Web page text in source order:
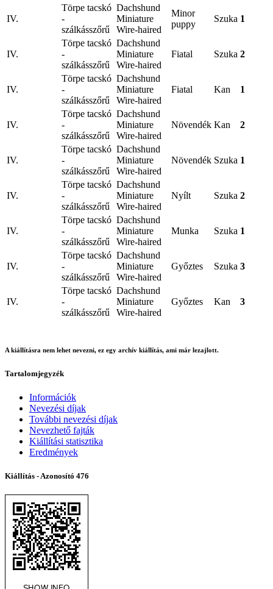
IV.
Törpe tacskó
-
szálkásszőrű
Dachshund
Miniature
Wire-haired
Minor
puppy
Szuka 1
IV.
Törpe tacskó
-
szálkásszőrű
Dachshund
Miniature
Wire-haired
Fiatal Szuka 2
IV.
Törpe tacskó
-
szálkásszőrű
Dachshund
Miniature
Wire-haired
Fiatal Kan 1
IV.
Törpe tacskó
-
szálkásszőrű
Dachshund
Miniature
Wire-haired
Növendék Kan 2
IV.
Törpe tacskó
-
szálkásszőrű
Dachshund
Miniature
Wire-haired
Növendék Szuka 1
IV.
Törpe tacskó
-
szálkásszőrű
Dachshund
Miniature
Wire-haired
Nyílt Szuka 2
IV.
Törpe tacskó
-
szálkásszőrű
Dachshund
Miniature
Wire-haired
Munka Szuka 1
IV.
Törpe tacskó
-
szálkásszőrű
Dachshund
Miniature
Wire-haired
Győztes Szuka 3
IV.
Törpe tacskó
-
szálkásszőrű
Dachshund
Miniature
Wire-haired
Győztes Kan 3
A kiállításra nem lehet nevezni, ez egy archív kiállítás, ami már lezajlott.
Tartalomjegyzék
Információk
Nevezési díjak
További nevezési díjak
Nevezhető fajták
Kiállítási statisztika
Eredmények
Kiállítás - Azonosító 476